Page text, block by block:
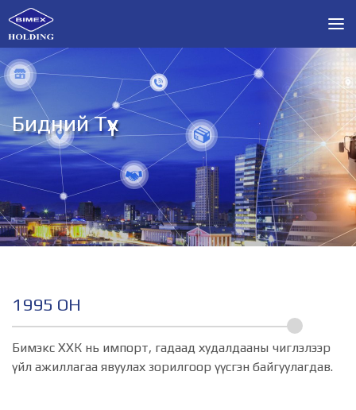
Бидний Түүх
1995 ОН
Бимэкс ХХК нь импорт, гадаад худалдааны чиглэлээр
үйл ажиллагаа явуулах зорилгоор үүсгэн байгуулагдав.